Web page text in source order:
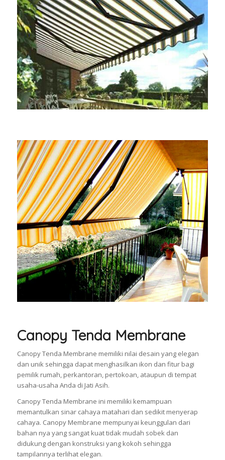
Canopy Tenda Membrane
Canopy Tenda Membrane memiliki nilai desain yang elegan
dan unik sehingga dapat menghasilkan ikon dan fitur bagi
pemilik rumah, perkantoran, pertokoan, ataupun di tempat
usaha-usaha Anda di Jati Asih.
Canopy Tenda Membrane ini memiliki kemampuan
memantulkan sinar cahaya matahari dan sedikit menyerap
cahaya. Canopy Membrane mempunyai keunggulan dari
bahan nya yang sangat kuat tidak mudah sobek dan
didukung dengan konstruksi yang kokoh sehingga
tampilannya terlihat elegan.